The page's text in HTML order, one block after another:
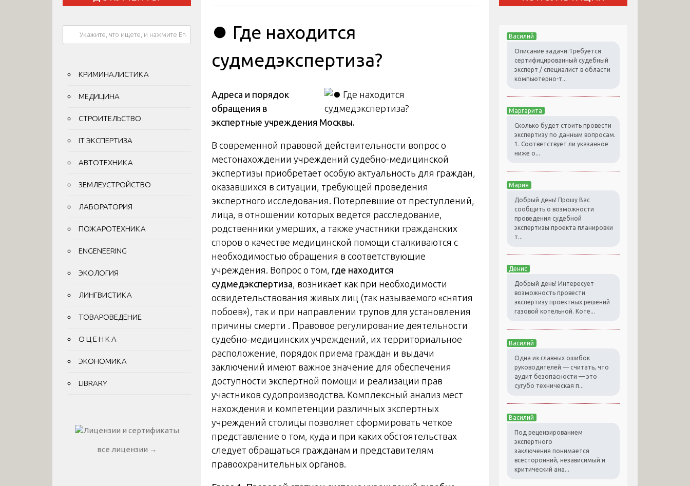
⏺️ Где находится
судмедэкспертиза?
Адреса и порядок
обращения в
экспертные учреждения Москвы.
В современной правовой действительности вопрос о
местонахождении учреждений судебно-медицинской
экспертизы приобретает особую актуальность для граждан,
оказавшихся в ситуации, требующей проведения
экспертного исследования. Потерпевшие от преступлений,
лица, в отношении которых ведется расследование,
родственники умерших, а также участники гражданских
споров о качестве медицинской помощи сталкиваются с
необходимостью обращения в соответствующие
учреждения. Вопрос о том, где находится
судмедэкспертиза , возникает как при необходимости
освидетельствования живых лиц (так называемого «снятия
побоев»), так и при направлении трупов для установления
причины смерти . Правовое регулирование деятельности
судебно-медицинских учреждений, их территориальное
расположение, порядок приема граждан и выдачи
заключений имеют важное значение для обеспечения
доступности экспертной помощи и реализации прав
участников судопроизводства. Комплексный анализ мест
нахождения и компетенции различных экспертных
учреждений столицы позволяет сформировать четкое
представление о том, куда и при каких обстоятельствах
следует обращаться гражданам и представителям
правоохранительных органов.
КРИМИНАЛИСТИКА
МЕДИЦИНА
СТРОИТЕЛЬСТВО
IT ЭКСПЕРТИЗА
АВТОТЕХНИКА
ЗЕМЛЕУСТРОЙСТВО
ЛАБОРАТОРИЯ
ПОЖАРОТЕХНИКА
ENGENEERING
ЭКОЛОГИЯ
ЛИНГВИСТИКА
ТОВАРОВЕДЕНИЕ
О Ц Е Н К А
ЭКОНОМИКА
LIBRARY
все лицензии →
Василий
Описание задачи:Требуется
сертифицированный судебный
эксперт / специалист в области
компьютерно-т...
Маргарита
Сколько будет стоить провести
экспертизу по данным вопросам.
1. Соответствует ли указанное
ниже о...
Мария
Добрый день! Прошу Вас
сообщить о возможности
проведения судебной
экспертизы проекта планировки
т...
Денис
Добрый день! Интересует
возможность провести
экспертизу проектных решений
газовой котельной. Коте...
Василий
Одна из главных ошибок
руководителей — считать, что
аудит безопасности — это
сугубо техническая п...
Василий
Под рецензированием
экспертного
заключения понимается
всесторонний, независимый и
критический ана...